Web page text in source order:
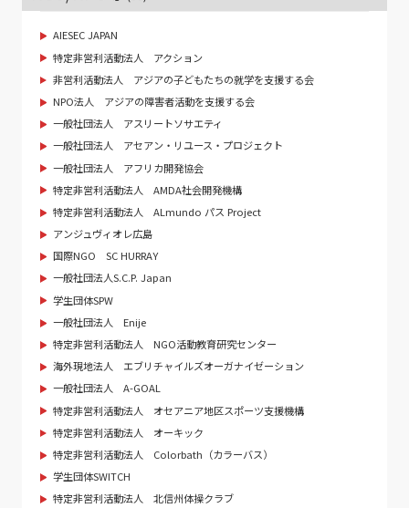
AIESEC JAPAN
特定非営利活動法人 アクション
非営利活動法人 アジアの子どもたちの就学を支援する会
NPO法人 アジアの障害者活動を支援する会
一般社団法人 アスリートソサエティ
一般社団法人 アセアン・リユース・プロジェクト
一般社団法人 アフリカ開発協会
特定非営利活動法人 AMDA社会開発機構
特定非営利活動法人 ALmundo パス Project
アンジュヴィオレ広島
国際NGO SC HURRAY
一般社団法人S.C.P. Japan
学生団体SPW
一般社団法人 Enije
特定非営利活動法人 NGO活動教育研究センター
海外現地法人 エブリチャイルズオーガナイゼーション
一般社団法人 A-GOAL
特定非営利活動法人 オセアニア地区スポーツ支援機構
特定非営利活動法人 オーキック
特定非営利活動法人 Colorbath（カラーバス）
学生団体SWITCH
特定非営利活動法人 北信州体操クラブ